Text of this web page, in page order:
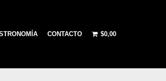
CONTACTO $0,00